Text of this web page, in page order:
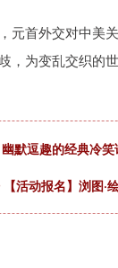
元首外交对中美
，为变乱交织的
默逗趣的经典冷
【活动报名】浏图